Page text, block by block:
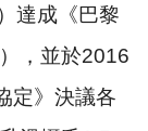
）達成《巴黎
），並於2016
定》決議各